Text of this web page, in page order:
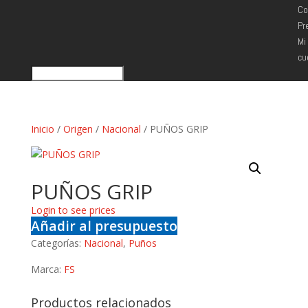
Mi
Inicio / Origen / Nacional / PUÑOS GRIP
PUÑOS GRIP
Login to see prices
Añadir al presupuesto
Categorías: Nacional, Puños
Marca: FS
Productos relacionados